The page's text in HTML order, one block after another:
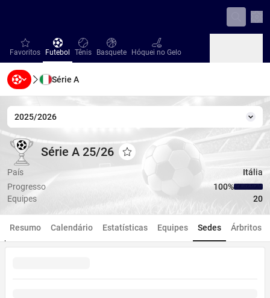
favorites
Favoritos Futebol
Futebol Tênis
Tênis Basquete
Basquete Hóquei no Gelo
Hóquei no Gelo
Beisebol
Beisebol Handebol
Série A
2025/2026
Série A 25/26
Série A 25/26Série A 25/26
Adicionar aos favoritos
País
Itália
Progresso
100‏%
Equipes
20
Resumo Calendário Estatísticas Equipes Sedes Árbritos